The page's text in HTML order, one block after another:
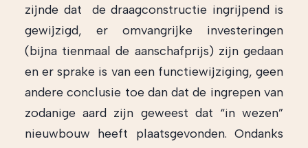
zijnde dat de draagconstructie ingrijpend is
gewijzigd, er omvangrijke investeringen
(bijna tienmaal de aanschafprijs) zijn gedaan
en er sprake is van een functiewijziging, geen
andere conclusie toe dan dat de ingrepen van
zodanige aard zijn geweest dat “in wezen”
nieuwbouw heeft plaatsgevonden. Ondanks